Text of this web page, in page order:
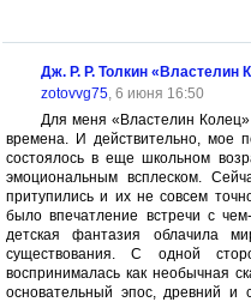
Дж. Р. Р. Толкин «Властелин
zotovvg75, 6 июня 16:50
Для меня «Властелин
времена. И действительно, мое
состоялось в еще школьном
эмоциональным всплеском.
притупились и их не совсем
было впечатление встречи с
детская фантазия облачила
существования. С одной
воспринималась как необычная
основательный эпос, древний и